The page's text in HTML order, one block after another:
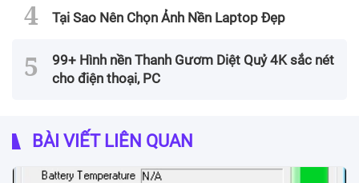
Tại Sao Nên Chọn Ảnh Nền Laptop Đẹp
99+ Hình nền Thanh Gươm Diệt Quỷ 4K sắc nét
cho điện thoại, PC
BÀI VIẾT LIÊN QUAN